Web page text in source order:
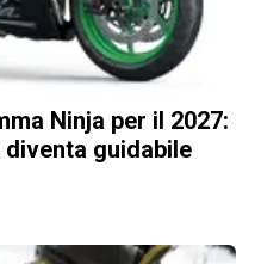
Ninja per il 2027:
guidabile